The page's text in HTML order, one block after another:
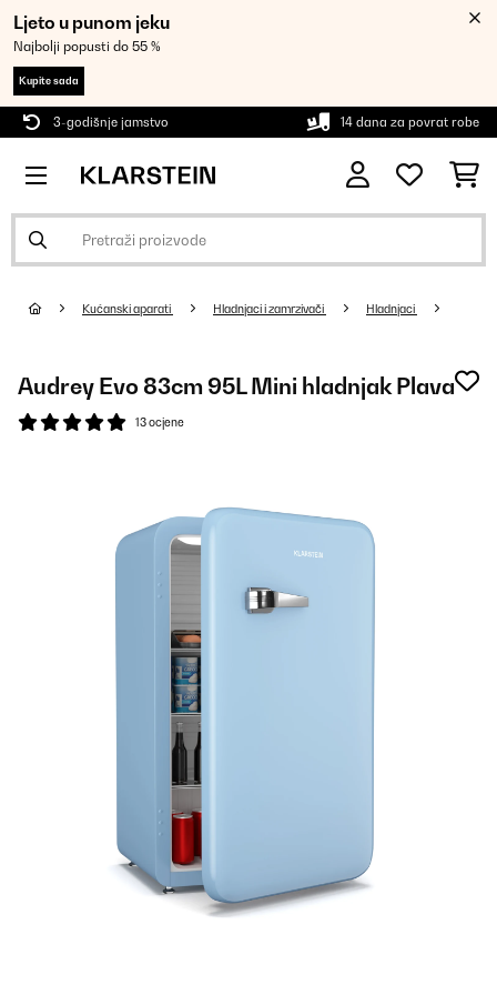
Ljeto u punom jeku
Najbolji popusti do 55 %
Kupite sada
3-godišnje jamstvo 14 dana za povrat robe
Kućanski aparati Hladnjaci i zamrzivači Hladnjaci
Audrey Evo 83cm 95L Mini hladnjak Plava
13 ocjene